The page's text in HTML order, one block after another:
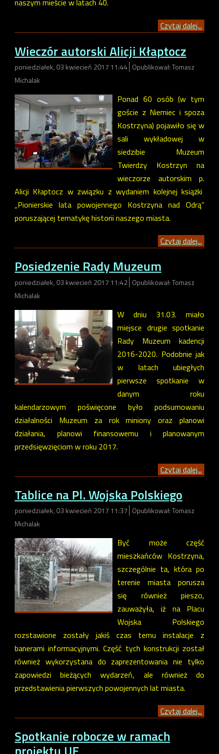
naszym mieście w latach 40.
Czytaj dalej...
Wieczór autorski Alicji Kłaptocz
poniedziałek, 03 kwiecień 2017 11:44 Opublikował: Tomasz
Michalak
Ponad 60 osób (w tym
goście z Niemiec i spoza
Kostrzyna) pojawiło się w
sali wykładowej w
siedzibie Muzeum
Twierdzy Kostrzyn na
wieczorze autorskim p.
Alicji Kłaptocz w związku z wydaniem kolejnej książki
„Pionierskie lata powojennego Kostrzyna nad Odrą”
poruszającej tematykę historii naszego miasta.
Czytaj dalej...
Posiedzenie Rady Muzeum
poniedziałek, 03 kwiecień 2017 11:42 Opublikował: Tomasz
Michalak
W dniu 31.03. miało
miejsce drugie spotkanie
Rady Muzeum kadencji
2016-2020. Podobnie jak
w latach ubiegłych
pierwsze spotkanie w
danym roku
kalendarzowym poświęcone było podsumowaniu
działalności Muzeum za rok miniony oraz planowi
działania, planowi finansowemu i planowanym
przedsięwzięciom w roku 2017.
Czytaj dalej...
Tablice na Pl. Wojska Polskiego
poniedziałek, 03 kwiecień 2017 11:37 Opublikował: Tomasz
Michalak
Być może część
mieszkańców Kostrzyna,
szczególnie ta, która po
terenie miasta porusza
się również pieszo,
zauważyła, iż na Placu
Wojska Polskiego
rozstawione zostały jakiś czas temu instalacje z
banerami informacyjnymi. Część tych konstrukcji został
również wykorzystana do zaprezentowania nie tylko
zapowiedzi bieżących wydarzeń, ale również do
przedstawienia pierwszych powojennych lat miasta.
Czytaj dalej...
Spotkanie robocze w ramach